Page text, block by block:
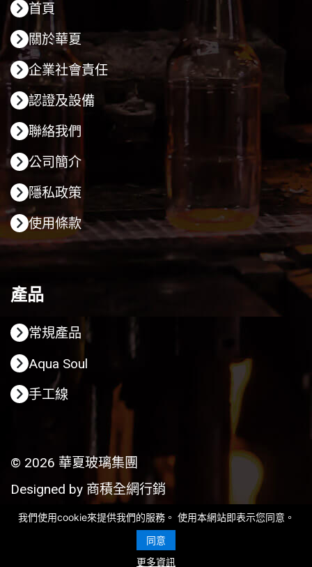
首頁
關於華夏
企業社會責任
認證及設備
聯絡我們
公司簡介
隱私政策
使用條款
產品
常規產品
Aqua Soul
手工線
© 2026 華夏玻璃集團
Designed by 商積全網行銷
我們使用cookie來提供我們的服務。 使用本網站即表示您同意。
同意
更多資訊